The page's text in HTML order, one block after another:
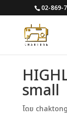
02-869-
small
โดย chaktong